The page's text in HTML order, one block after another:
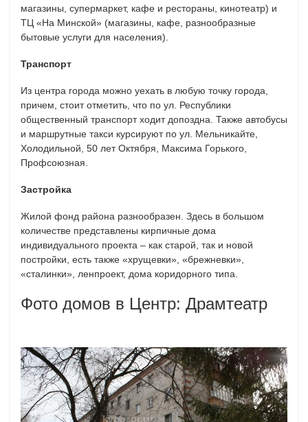
магазины, супермаркет, кафе и рестораны, кинотеатр) и
ТЦ «На Минской» (магазины, кафе, разнообразные
бытовые услуги для населения).
Транспорт
Из центра города можно уехать в любую точку города,
причем, стоит отметить, что по ул. Республики
общественный транспорт ходит допоздна. Также автобусы
и маршрутные такси курсируют по ул. Мельникайте,
Холодильной, 50 лет Октября, Максима Горького,
Профсоюзная.
Застройка
Жилой фонд района разнообразен. Здесь в большом
количестве представлены кирпичные дома
индивидуального проекта – как старой, так и новой
постройки, есть также «хрущевки», «брежневки»,
«сталинки», ленпроект, дома коридорного типа.
Фото домов в Центр: Драмтеатр